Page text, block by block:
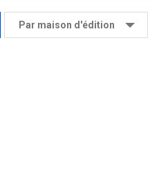
Par maison d'édition